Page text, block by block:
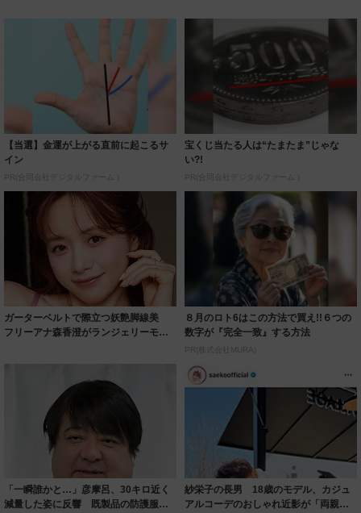
【当選】金運が上がる直前に起こるサ
イン
PR(合同会社デジタルファーム )
宝くじ当たる人は“たまたま”じゃな
い?!
PR(合同会社デジタルファーム )
ガーターベルトで際立つ妖艶脚線美
フリーアナ森香澄がランジェリーモデ
８月のロト6はこの方法で買え!!６つの
数字が『完全一致』する方法
PR(株式会社MURA)
「一瞬誰かと…」彦摩呂、30キロ近く
減量した姿に反響 既製品の防護服が
紗栄子の長男 18歳のモデル、カジュ
アルコーデのおしゃれ近影が「両親の